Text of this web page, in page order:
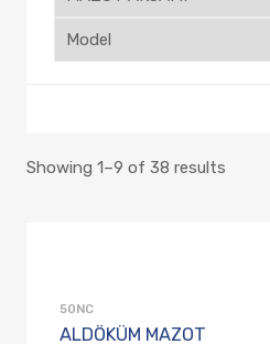
Showing 1–9 of 38 results
50NC
ALDÖKÜM MAZOT